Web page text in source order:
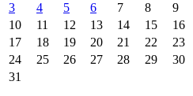
3
4 5 6 7 8
9
10
11 12 13 14 15
16
17
18 19 20 21 22
23
24
25 26 27 28 29
30
31